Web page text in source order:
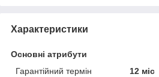
Характеристики
Основні атрибути
Гарантійний термін
12 міс